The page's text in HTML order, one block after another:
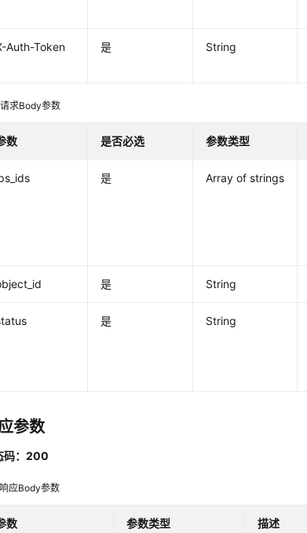
Auth-Token 是 String
请求Body参数
数 是否必选 参数类型
是 Array of strings
是 String
是 String
参数
码：200
响应Body参数
数 参数类型 描述